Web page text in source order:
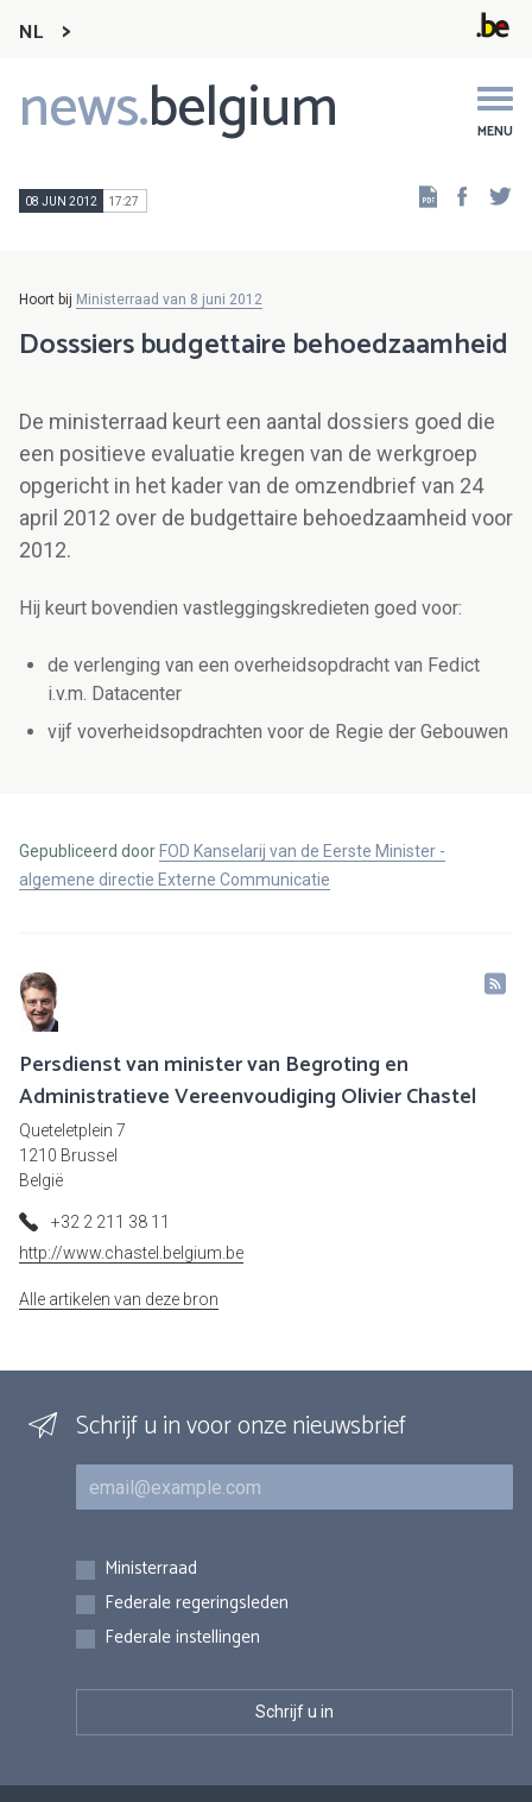
NL
news.belgium MENU
Main
navigation
08 JUN 2012 17:27
Hoort bij Ministerraad van 8 juni 2012
Dosssiers budgettaire behoedzaamheid
De ministerraad keurt een aantal dossiers goed die
een positieve evaluatie kregen van de werkgroep
opgericht in het kader van de omzendbrief van 24
april 2012 over de budgettaire behoedzaamheid voor
2012.
Hij keurt bovendien vastleggingskredieten goed voor:
de verlenging van een overheidsopdracht van Fedict
i.v.m. Datacenter
vijf voverheidsopdrachten voor de Regie der Gebouwen
Gepubliceerd door FOD Kanselarij van de Eerste Minister -
algemene directie Externe Communicatie
Persdienst van minister van Begroting en
Administratieve Vereenvoudiging Olivier Chastel
Queteletplein 7
1210 Brussel
België
+32 2 211 38 11
http://www.chastel.belgium.be
Alle artikelen van deze bron
Schrijf u in voor onze nieuwsbrief
E-mail
Inschrijvingen
Ministerraad
Federale regeringsleden
Federale instellingen